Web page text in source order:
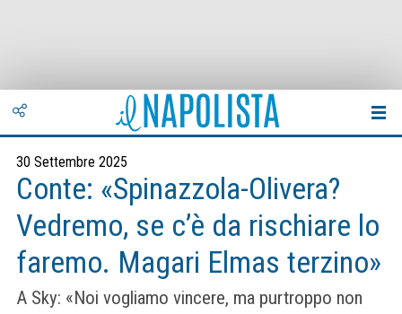
30 Settembre 2025
Conte: «Spinazzola-Olivera?
Vedremo, se c’è da rischiare lo
faremo. Magari Elmas terzino»
A Sky: «Noi vogliamo vincere, ma purtroppo non